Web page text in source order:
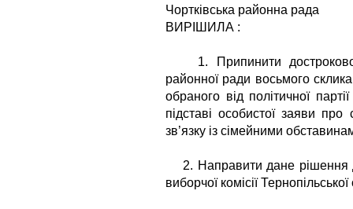
Чортківська районна рада
ВИРІШИЛА :
1. Припинити достроково
районної ради восьмого
обраного від політичної
підставі особистої заяви
зв’язку із сімейними
2. Направити дане рішення
виборчої комісії Тернопільської